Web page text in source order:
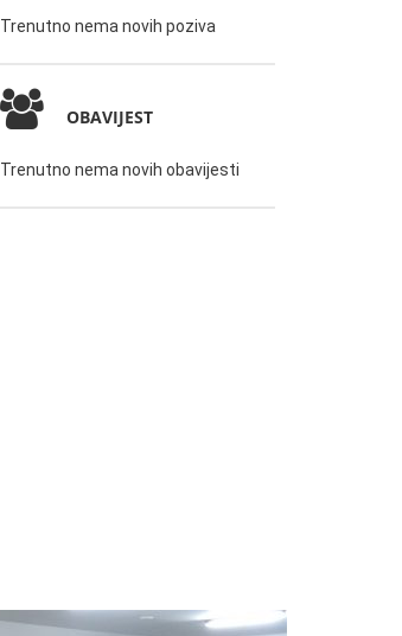
Trenutno nema novih poziva
OBAVIJEST
Trenutno nema novih obavijesti